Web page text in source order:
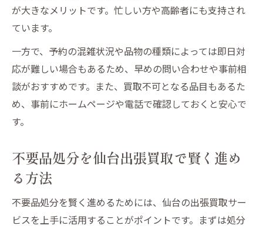
が大きなメリットです。忙しい方や高齢者にも支持され
ています。
一方で、予約の混雑状況や品物の種類によっては即日対
応が難しい場合もあるため、早めの問い合わせや事前相
談がおすすめです。また、買取不可となる品目もあるた
め、事前にホームページや電話で確認しておくと安心で
す。
不要品処分を仙台出張買取で賢く進め
る方法
不要品処分を賢く進めるためには、仙台の出張買取サー
ビスを上手に活用することがポイントです。まずは処分